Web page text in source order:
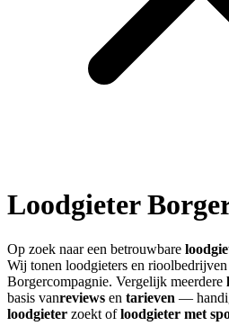
Loodgieter
Op zoek naar een betrouwbare
Wij tonen loodgieters en
Borgercompagnie. Vergelijk meerdere
basis vanreviews en tarieven —
loodgieter zoekt ofloodgieter met